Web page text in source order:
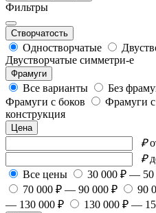
Фильтры
Створчатость
Одностворчатые
Двустворчатые симметри-е
Фрамуги
Все варианты Без
Фрамуги с боков
Фрамуги с
конструкция
Цена
₽
₽
Все цены
30 000 ₽ — 50
70 000 ₽ — 90 000 ₽
90
— 130 000 ₽
130 000 ₽ —